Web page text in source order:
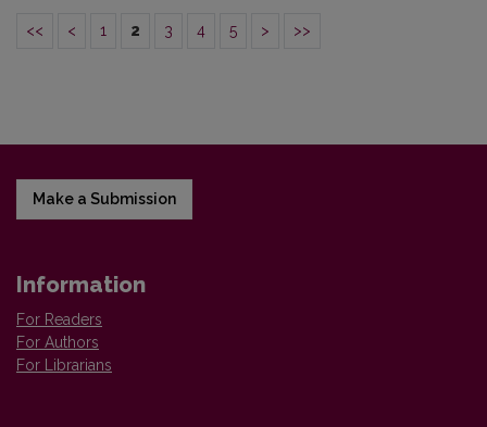
<< < 1 2 3 4 5 > >>
Make a Submission
Information
For Readers
For Authors
For Librarians